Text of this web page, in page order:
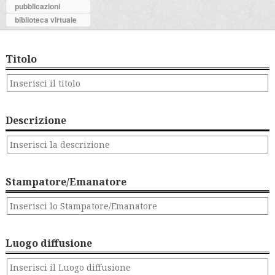
pubblicazioni
biblioteca virtuale
Titolo
Descrizione
Stampatore/Emanatore
Luogo diffusione